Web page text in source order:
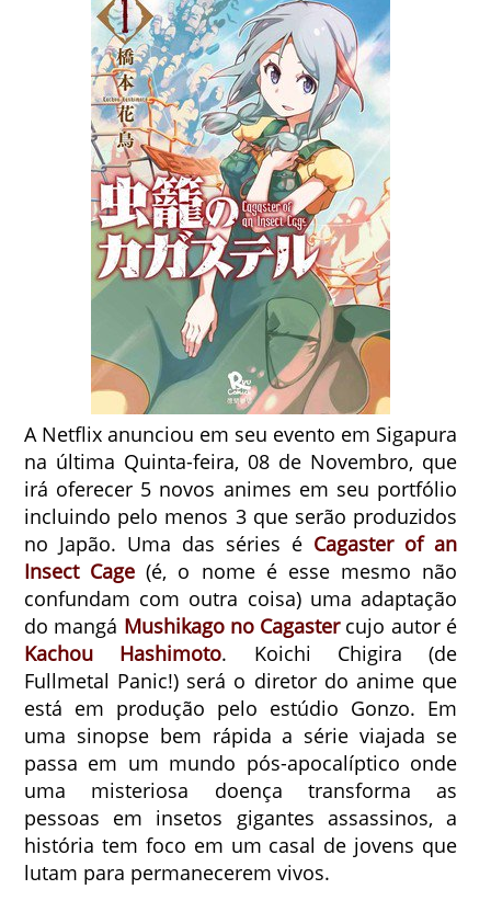
A Netflix anunciou em seu evento em Sigapura
na última Quinta-feira, 08 de Novembro, que
irá oferecer 5 novos animes em seu portfólio
incluindo pelo menos 3 que serão produzidos
no Japão. Uma das séries é Cagaster of an
Insect Cage (é, o nome é esse mesmo não
confundam com outra coisa) uma adaptação
do mangá Mushikago no Cagastercujo autor é
Kachou Hashimoto. Koichi Chigira (de
Fullmetal Panic!) será o diretor do anime que
está em produção pelo estúdio Gonzo. Em
uma sinopse bem rápida a série viajada se
passa em um mundo pós-apocalíptico onde
uma misteriosa doença transforma as
pessoas em insetos gigantes assassinos, a
história tem foco em um casal de jovens que
lutam para permanecerem vivos.